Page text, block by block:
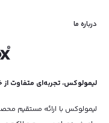
درباره ما
لیمولوکس، تجربه‌ای متفاوت
لیمولوکس با ارائه مستقیم